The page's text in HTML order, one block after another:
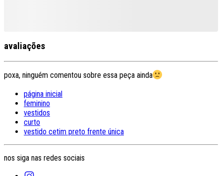
avaliações
poxa, ninguém comentou sobre essa peça ainda
página inicial
feminino
vestidos
curto
vestido cetim preto frente única
nos siga nas redes sociais